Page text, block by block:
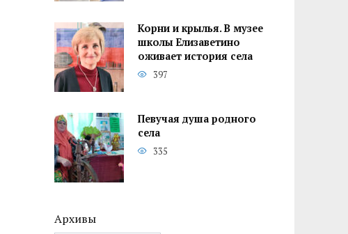
Корни и крылья. В музее
школы Елизаветино
оживает история села
397
Певучая душа родного
села
335
Архивы